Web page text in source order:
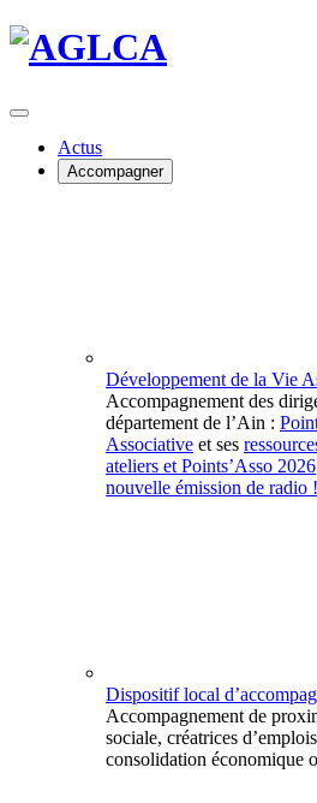
Actus
Accompagner
Développement de la Vie
Accompagnement des
département de l’Ain :
Associative et ses
ateliers et Points’Asso 2026
nouvelle émission de radio !
Dispositif local
Accompagnement de
sociale, créatrices
consolidation économique